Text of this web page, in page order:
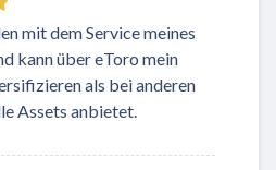
mit dem Service meines
kann über eToro mein
als bei anderen
Assets anbietet.